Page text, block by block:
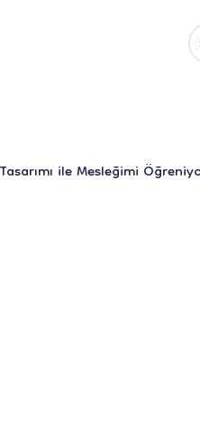
ile Mesleğimi